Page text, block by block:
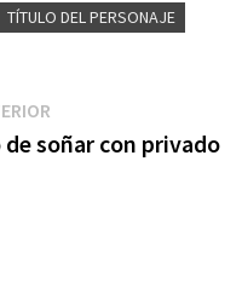
TÍTULO DEL PERSONAJE
anterior:
soñar con privado